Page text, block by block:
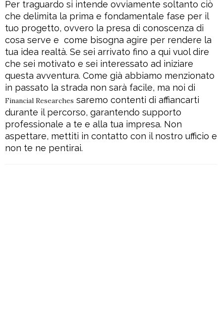
Per traguardo si intende ovviamente soltanto ciò
che delimita la prima e fondamentale fase per il
tuo progetto, ovvero la presa di conoscenza di
cosa serve e come bisogna agire per rendere la
tua idea realtà. Se sei arrivato fino a qui vuol dire
che sei motivato e sei interessato ad iniziare
questa avventura. Come già abbiamo menzionato
in passato la strada non sarà facile, ma noi di
Financial Researches saremo contenti di affiancarti
durante il percorso, garantendo supporto
professionale a te e alla tua impresa. Non
aspettare, mettiti in contatto con il nostro ufficio e
non te ne pentirai.